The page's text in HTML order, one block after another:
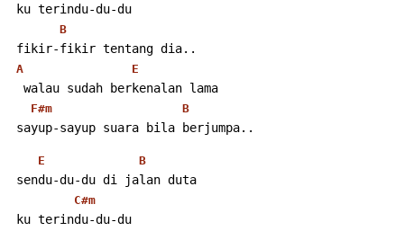
ku terindu-du-du
B
fikir-fikir tentang dia..
A E
  walau sudah berkenalan lama
F#m B
sayup-sayup suara bila berjumpa..
E B
sendu-du-du di jalan duta
C#m
ku terindu-du-du